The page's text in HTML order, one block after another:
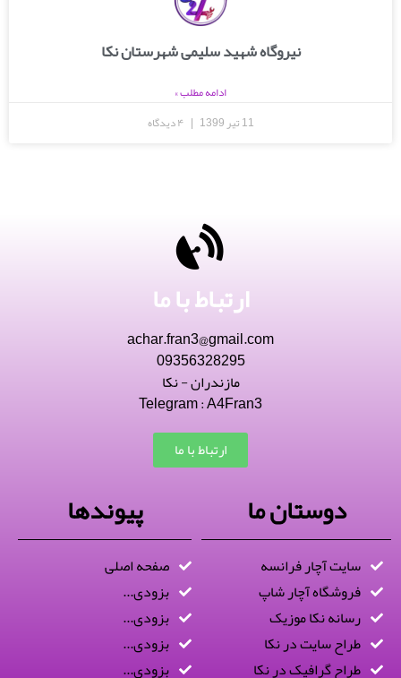
نیروگاه شهید سلیمی شهرستان نکا
ادامه مطلب »
11 تیر 1399
ارتباط با ما
achar.fran3@gmail.com
09356328295
مازندران - نکا
Telegram : A4Fran3
ارتباط با ما
دوستان ما
سایت آچار فرانسه
فروشگاه آچار شاپ
رسانه نکا موزیک
طراح سایت در نکا
طراح گرافیک در نکا
پیوندها
صفحه اصلی
بزودی...
بزودی...
بزودی...
بزودی...